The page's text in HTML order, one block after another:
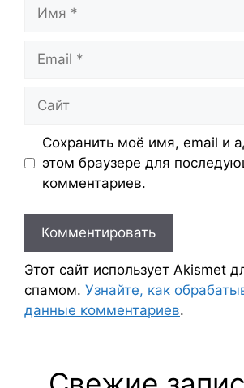
Сохранить моё имя, email и
этом браузере для
комментариев.
Этот сайт использует Akismet
спамом. Узнайте, как
данные комментариев.